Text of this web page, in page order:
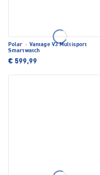
Polar · Vantage V3 Multisport
Smartwatch
€ 599,99